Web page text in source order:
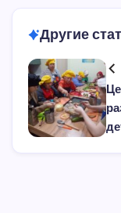
Другие